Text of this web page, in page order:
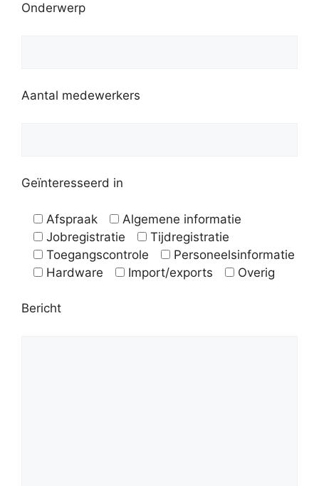
Onderwerp
Aantal medewerkers
Geïnteresseerd in
Afspraak
Algemene informatie
Jobregistratie
Tijdregistratie
Toegangscontrole
Personeelsinformatie
Hardware
Import/exports Overig
Bericht